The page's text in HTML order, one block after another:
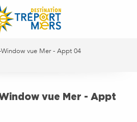
vue Mer - Appt 04
vue Mer - Appt